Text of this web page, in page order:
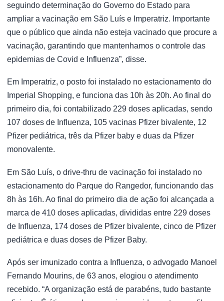
seguindo determinação do Governo do Estado para
ampliar a vacinação em São Luís e Imperatriz. Importante
que o público que ainda não esteja vacinado que procure a
vacinação, garantindo que mantenhamos o controle das
epidemias de Covid e Influenza”, disse.
Em Imperatriz, o posto foi instalado no estacionamento do
Imperial Shopping, e funciona das 10h às 20h. Ao final do
primeiro dia, foi contabilizado 229 doses aplicadas, sendo
107 doses de Influenza, 105 vacinas Pfizer bivalente, 12
Pfizer pediátrica, três da Pfizer baby e duas da Pfizer
monovalente.
Em São Luís, o drive-thru de vacinação foi instalado no
estacionamento do Parque do Rangedor, funcionando das
8h às 16h. Ao final do primeiro dia de ação foi alcançada a
marca de 410 doses aplicadas, divididas entre 229 doses
de Influenza, 174 doses de Pfizer bivalente, cinco de Pfizer
pediátrica e duas doses de Pfizer Baby.
Após ser imunizado contra a Influenza, o advogado Manoel
Fernando Mourins, de 63 anos, elogiou o atendimento
recebido. “A organização está de parabéns, tudo bastante